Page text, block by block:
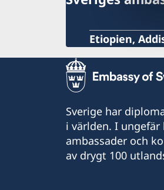
Etiopien,
Sverige har
i världen. I ungefär
ambassader och
av drygt 100